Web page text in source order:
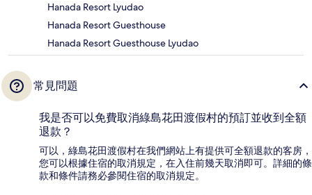
Hanada Resort Lyudao
Hanada Resort Guesthouse
Hanada Resort Guesthouse Lyudao
常見問題
我是否可以免費取消綠島花田渡假村的預訂並收到全額
退款？
可以，綠島花田渡假村在我們網站上有提供可全額退款的客房，
您可以根據住宿的取消規定，在入住前幾天取消即可。詳細的條
款和條件請務必參閱住宿的取消規定。